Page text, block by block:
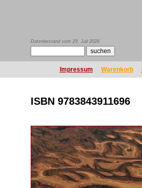
Datenbestand vom 29. Juli 2026
Impressum Warenkorb
ISBN 9783843911696